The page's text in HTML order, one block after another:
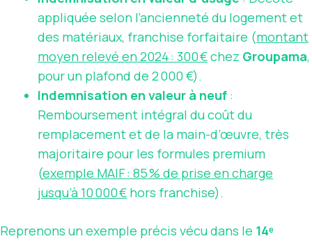
appliquée selon l’ancienneté du logement et
des matériaux, franchise forfaitaire (montant
moyen relevé en 2024 : 300 €chez Groupama,
pour un plafond de 2 000 €).
Indemnisation en valeur à neuf :
Remboursement intégral du coût du
remplacement et de la main-d’œuvre, très
majoritaire pour les formules premium
(exemple MAIF : 85 % de prise en charge
jusqu’à 10 000 € hors franchise).
Reprenons un exemple précis vécu dans le 14ᵉ